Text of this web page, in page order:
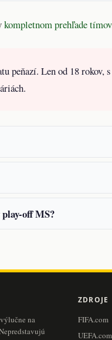
kompletnom prehľade tímov
peňazí. Len od 18 rokov,
off MS?
na
ZDROJE
FIFA.com
UEFA.com